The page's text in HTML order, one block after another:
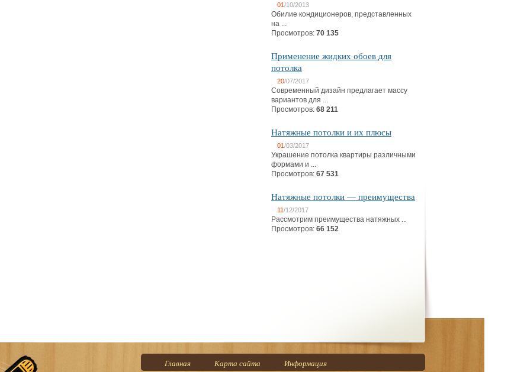
01/10/2013
Обилие кондиционеров, представленных
на ...
Просмотров: 70 135
Применение жидких обоев для
потолка
20/07/2017
Современный дизайн предлагает массу
вариантов для ...
Просмотров: 68 211
Натяжные потолки и их плюсы
01/03/2017
Украшение потолка квартиры различными
формами и ...
Просмотров: 67 531
Натяжные потолки — преимущества
11/12/2017
Рассмотрим преимущества натяжных ...
Просмотров: 66 152
Главная Карта сайта Информация